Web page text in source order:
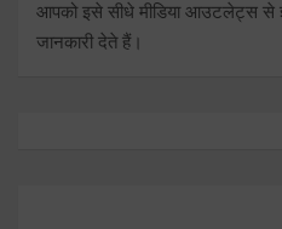
आपको इसे सीधे मीडिया आउटलेट्स से
जानकारी देते हैं।